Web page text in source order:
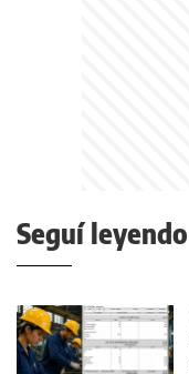
Seguí leyendo